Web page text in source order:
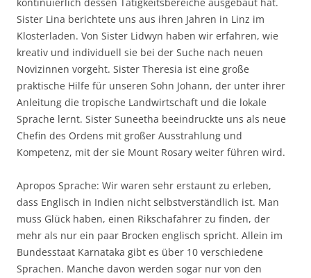
Sister Lina berichtete uns aus ihren Jahren in Linz im
Klosterladen. Von Sister Lidwyn haben wir erfahren, wie
kreativ und individuell sie bei der Suche nach neuen
Novizinnen vorgeht. Sister Theresia ist eine große
praktische Hilfe für unseren Sohn Johann, der unter ihrer
Anleitung die tropische Landwirtschaft und die lokale
Sprache lernt. Sister Suneetha beeindruckte uns als neue
Chefin des Ordens mit großer Ausstrahlung und
Kompetenz, mit der sie Mount Rosary weiter führen wird.
Apropos Sprache: Wir waren sehr erstaunt zu erleben,
dass Englisch in Indien nicht selbstverständlich ist. Man
muss Glück haben, einen Rikschafahrer zu finden, der
mehr als nur ein paar Brocken englisch spricht. Allein im
Bundesstaat Karnataka gibt es über 10 verschiedene
Sprachen. Manche davon werden sogar nur von den